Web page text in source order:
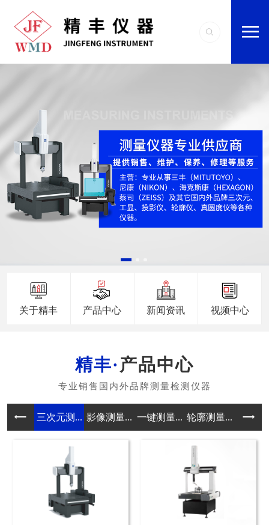
关于精丰 产品中心 新闻资讯 视频中心
产品中心
三次元测... 影像测量... 一键测量... 轮廓测量... 真圆